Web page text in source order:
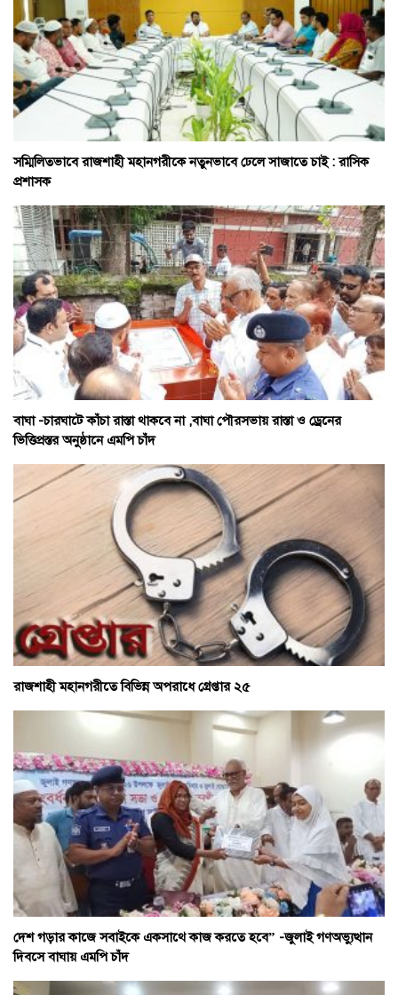
সম্মিলিতভাবে রাজশাহী মহানগরীকে নতুনভাবে ঢেলে সাজাতে চাই : রাসিক
প্রশাসক
বাঘা -চারঘাটে কাঁচা রাস্তা থাকবে না ,বাঘা পৌরসভায় রাস্তা ও ড্রেনের
ভিত্তিপ্রস্তর অনুষ্ঠানে এমপি চাঁদ
রাজশাহী মহানগরীতে বিভিন্ন অপরাধে গ্রেপ্তার ২৫
দেশ গড়ার কাজে সবাইকে একসাথে কাজ করতে হবে” -জুলাই গণঅভ্যুত্থান
দিবসে বাঘায় এমপি চাঁদ